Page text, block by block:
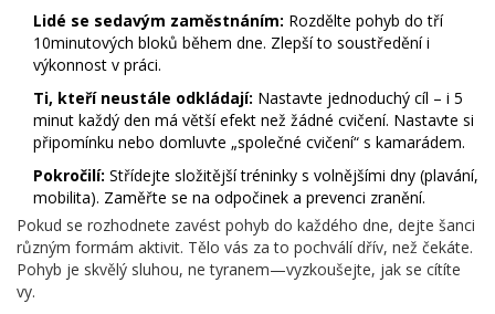
Lidé se sedavým zaměstnáním: Rozdělte pohyb do tří
10minutových bloků během dne. Zlepší to soustředění i
výkonnost v práci.
Ti, kteří neustále odkládají: Nastavte jednoduchý cíl – i 5
minut každý den má větší efekt než žádné cvičení. Nastavte si
připomínku nebo domluvte „společné cvičení“ s kamarádem.
Pokročilí: Střídejte složitější tréninky s volnějšími dny (plavání,
mobilita). Zaměřte se na odpočinek a prevenci zranění.
Pokud se rozhodnete zavést pohyb do každého dne, dejte šanci
různým formám aktivit. Tělo vás za to pochválí dřív, než čekáte.
Pohyb je skvělý sluhou, ne tyranem—vyzkoušejte, jak se cítíte
vy.